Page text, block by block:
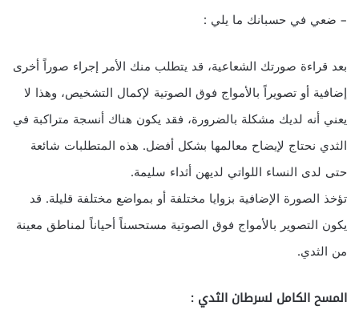
– ضعي في حسبانك ما يلي :
بعد قراءة صورتك الشعاعية، قد يتطلب منك الأمر إجراء صوراً أخرى
إضافية أو تصويراً بالأمواج فوق الصوتية لإكمال التشخيص، وهذا لا
يعني أنه لديك مشكلة بالضرورة، فقد يكون هناك أنسجة متراكبة في
الثدي نحتاج لإيضاح معالمها بشكل أفضل. هذه المتطلبات شائعة
حتى لدى النساء اللواتي لديهن أثداء سليمة.
تؤخذ الصورة الإضافية بزوايا مختلفة أو بمواضع مختلفة قليلة. قد
يكون التصوير بالأمواج فوق الصوتية مستحسناً أحياناً لمناطق معينة
من الثدي.
المسح الكامل لسرطان الثدي :